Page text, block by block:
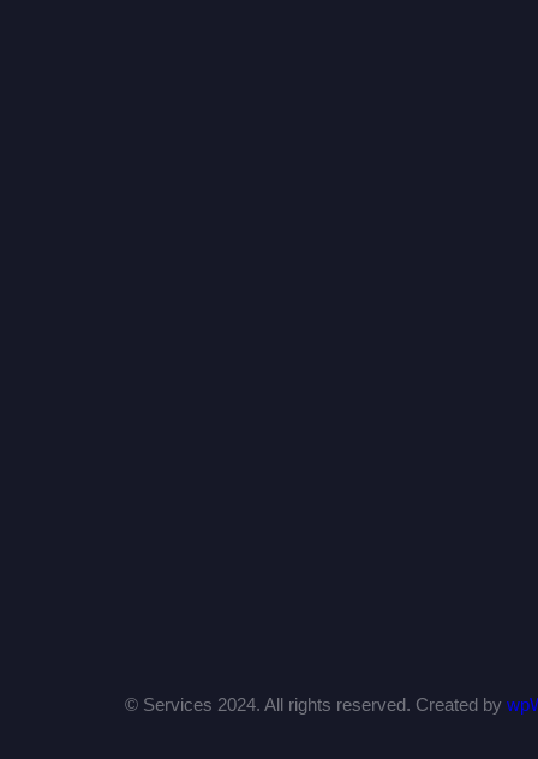
© Services 2024. All rights reserved. Created by